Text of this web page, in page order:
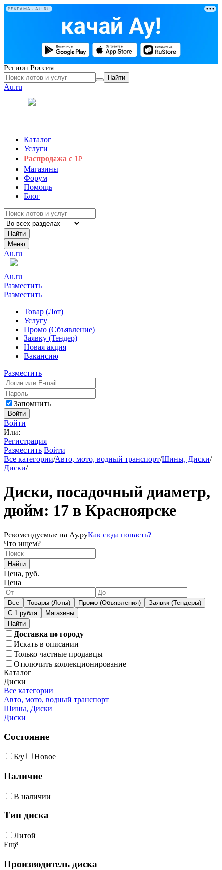
РЕКЛАМА • AU.RU
Регион Россия
Найти
Au.ru
Каталог
Услуги
Распродажа с 1₽
Магазины
Форум
Помощь
Блог
Найти
Меню
Au.ru
Au.ru
Разместить
Разместить
Товар (Лот)
Услугу
Промо (Объявление)
Заявку (Тендер)
Новая акция
Вакансию
Разместить
Запомнить
Войти
Войти
Или:
Регистрация
Разместить Войти
Все категории/Авто, мото, водный транспорт/Шины, Диски/
Диски/
Диски, посадочный диаметр,
дюйм: 17 в Красноярске
Рекомендуемые на Ау.руКак сюда попасть?
Что ищем?
Найти
Цена, руб.
Цена
Все Товары (Лоты) Промо (Объявления)
Заявки (Тендеры)
С 1 рубля
Магазины
Доставка по городу
Искать в описании
Только частные продавцы
Отключить коллекционирование
Каталог
Диски
Все категории
Авто, мото, водный транспорт
Шины, Диски
Диски
Состояние
Б/у Новое
Наличие
В наличии
Тип диска
Литой
Ещё
Производитель диска